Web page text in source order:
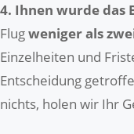
4. Ihnen wurde das
Flugweniger als
Einzelheiten und
Entscheidung
nichts, holen wir Ihr